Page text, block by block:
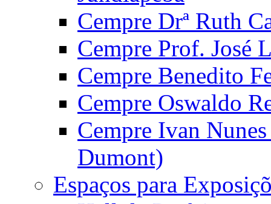
Cempre Drª Ruth
Cempre Prof. José
Cempre Benedito
Cempre Oswaldo
Cempre Ivan
Dumont)
Espaços para